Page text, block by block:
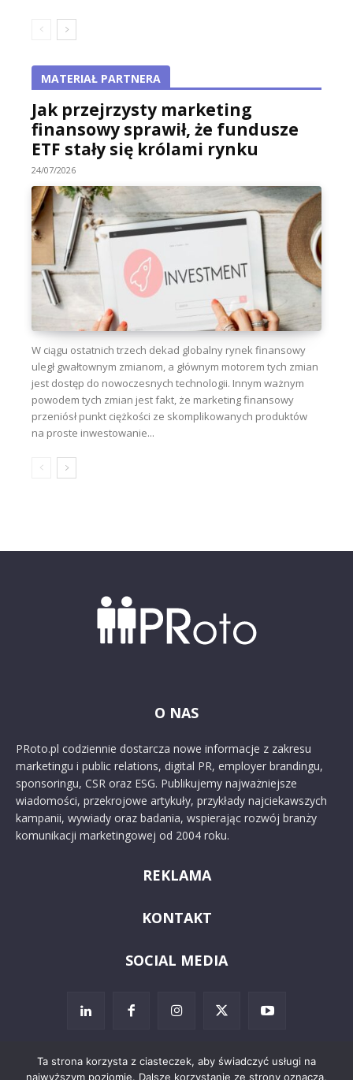
MATERIAŁ PARTNERA
Jak przejrzysty marketing
finansowy sprawił, że fundusze
ETF stały się królami rynku
24/07/2026
W ciągu ostatnich trzech dekad globalny rynek finansowy
uległ gwałtownym zmianom, a głównym motorem tych zmian
jest dostęp do nowoczesnych technologii. Innym ważnym
powodem tych zmian jest fakt, że marketing finansowy
przeniósł punkt ciężkości ze skomplikowanych produktów
na proste inwestowanie...
O NAS
PRoto.pl codziennie dostarcza nowe informacje z zakresu
marketingu i public relations, digital PR, employer brandingu,
sponsoringu, CSR oraz ESG. Publikujemy najważniejsze
wiadomości, przekrojowe artykuły, przykłady najciekawszych
kampanii, wywiady oraz badania, wspierając rozwój branży
komunikacji marketingowej od 2004 roku.
REKLAMA
KONTAKT
SOCIAL MEDIA
Ta strona korzysta z ciasteczek, aby świadczyć usługi na
najwyższym poziomie. Dalsze korzystanie ze strony oznacza,